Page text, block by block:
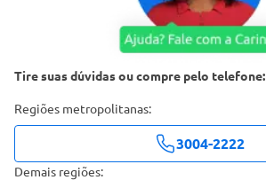
Tire suas dúvidas ou compre pelo telefone:
Regiões metropolitanas:
3004-2222
Demais regiões: